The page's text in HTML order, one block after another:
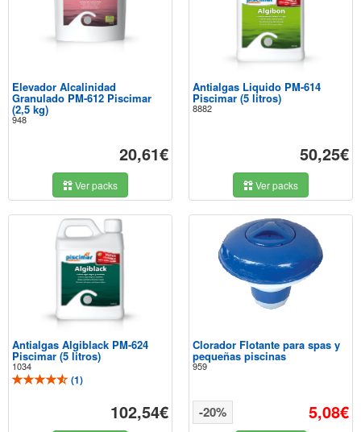
Elevador Alcalinidad
Granulado PM-612 Piscimar
(2,5 kg)
948
20,61€
Ver packs
Antialgas Liquido PM-614
Piscimar (5 litros)
8882
50,25€
Ver packs
Antialgas Algiblack PM-624
Piscimar (5 litros)
1034
(1)
102,54€
Clorador Flotante para spas y
pequeñas piscinas
959
5,08€
-20%